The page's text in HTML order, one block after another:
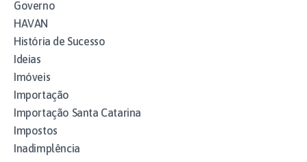
Governo
HAVAN
História de Sucesso
Ideias
Imóveis
Importação
Importação Santa Catarina
Impostos
Inadimplência